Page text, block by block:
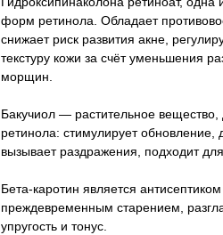
форм ретинола. Обладает
снижает риск развития акне,
текстуру кожи за счёт уменьшения
морщин.
Бакучиол — растительное вещество,
ретинола: стимулирует
вызывает раздражения, подходит
Бета-каротин является
преждевременным старением,
упругость и тонус.